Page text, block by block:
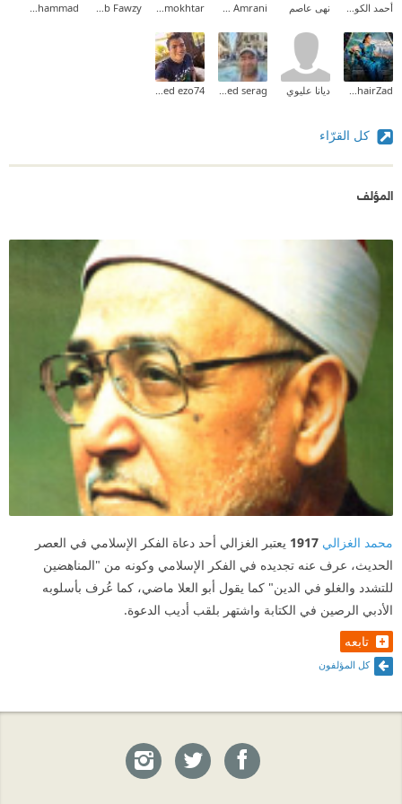
نهى عاصم
ديانا عليوي
كل القرّاء
المؤلف
محمد الغزالي 1917 يعتبر الغزالي أحد دعاة الفكر الإسلامي في العصر
الحديث، عرف عنه تجديده في الفكر الإسلامي وكونه من "المناهضين
للتشدد والغلو في الدين" كما يقول أبو العلا ماضي، كما عُرف بأسلوبه
الأدبي الرصين في الكتابة واشتهر بلقب أديب الدعوة.
تابعه
كل المؤلفون